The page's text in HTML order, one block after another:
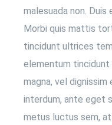
malesuada non.
Morbi quis mattis
tincidunt ultrices
elementum tincidunt
magna, vel dignissim
interdum, ante eget
metus luctus sem,